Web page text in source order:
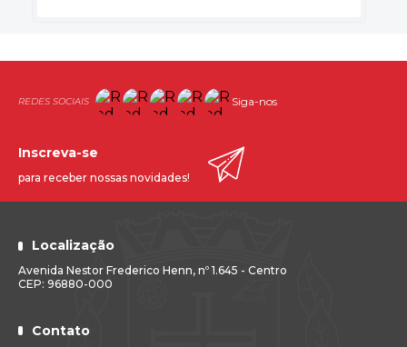
Siga-nos
Localização
Avenida Nestor Frederico Henn, nº 1.645 - Centro
CEP: 96880-000
Contato
Inscreva-se
para receber nossas novidades!